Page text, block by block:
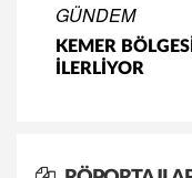
GÜNDEM
KEMER
İLERLİYOR